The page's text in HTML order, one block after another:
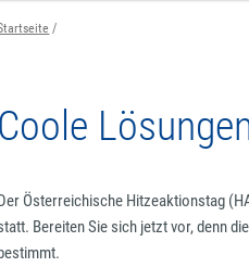
Coole
Österreichische Hitzeaktionstag
Bereiten Sie sich jetzt vor, denn